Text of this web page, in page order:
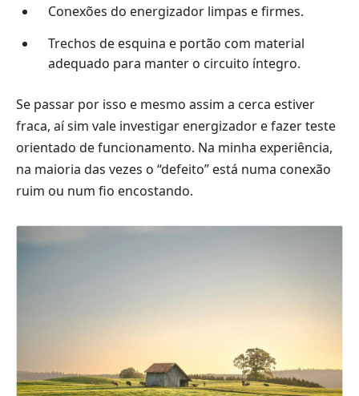
Conexões do energizador limpas e firmes.
Trechos de esquina e portão com material
adequado para manter o circuito íntegro.
Se passar por isso e mesmo assim a cerca estiver
fraca, aí sim vale investigar energizador e fazer teste
orientado de funcionamento. Na minha experiência,
na maioria das vezes o “defeito” está numa conexão
ruim ou num fio encostando.